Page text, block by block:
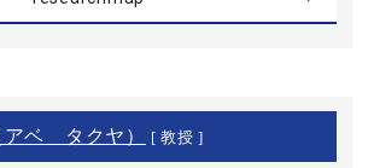
ベ タクヤ） [ 教授 ]